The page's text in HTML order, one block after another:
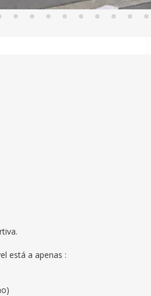
está a apenas :